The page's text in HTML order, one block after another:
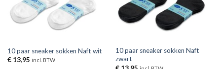
10 paar sneaker sokken Naft wit
€13,95 incl. BTW
10 paar sneaker sokken Naft
zwart